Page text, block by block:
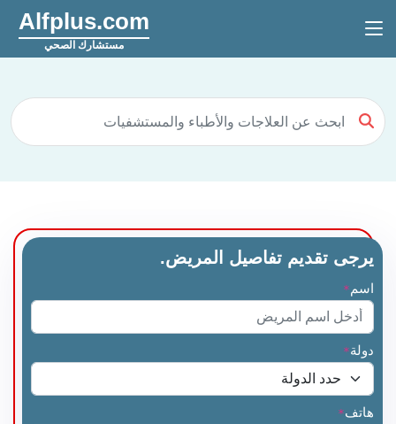
Alfplus.com
مستشارك الصحي
يرجى تقديم تفاصيل المريض.
اسم *
دولة*
هاتف*